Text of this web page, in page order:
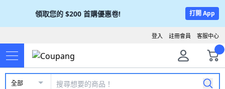
領取您的 $200 首購優惠卷! 打開 App
客服中心
註冊會員
登入
全部